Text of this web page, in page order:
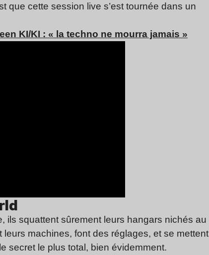
que cette session live s’est tournée dans un
KI/KI : « la techno ne mourra jamais »
ils squattent sûrement leurs hangars nichés au
machines, font des réglages, et se mettent
secret le plus total, bien évidemment.